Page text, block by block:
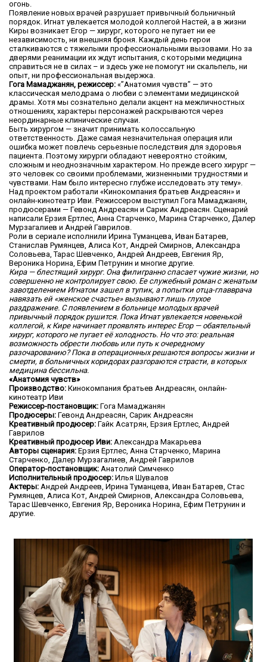
огонь.
Появление новых врачей разрушает привычный больничный
порядок. Игнат увлекается молодой коллегой Настей, а в жизни
Киры возникает Егор — хирург, которого не пугает ни ее
независимость, ни внешняя броня. Каждый день герои
сталкиваются с тяжелыми профессиональными вызовами. Но за
дверями реанимации их ждут испытания, с которыми медицина
справиться не в силах – и здесь уже не помогут ни скальпель, ни
опыт, ни профессиональная выдержка.
Гога Мамаджанян, режиссер: «”Анатомия чувств” — это
классическая мелодрама о любви с элементами медицинской
драмы. Хотя мы сознательно делали акцент на межличностных
отношениях, характеры персонажей раскрываются через
неординарные клинические случаи.
Быть хирургом — значит принимать колоссальную
ответственность. Даже самая незначительная операция или
ошибка может повлечь серьезные последствия для здоровья
пациента. Поэтому хирурги обладают невероятно стойким,
сложным и неоднозначным характером. Но прежде всего хирург —
это человек со своими проблемами, жизненными трудностями и
чувствами. Нам было интересно глубже исследовать эту тему».
Над проектом работали «Кинокомпания братьев Андреасян» и
онлайн-кинотеатр Иви. Режиссером выступил Гога Мамаджанян,
продюсерами — Гевонд Андреасян и Сарик Андреасян. Сценарий
написали Ерзия Ертлес, Анна Старченко, Марина Старченко, Далер
Мурзагалиев и Андрей Гаврилов.
Роли в сериале исполнили Ирина Туманцева, Иван Батарев,
Станислав Румянцев, Алиса Кот, Андрей Смирнов, Александра
Соловьева, Тарас Шевченко, Андрей Андреев, Евгения Яр,
Вероника Норина, Ефим Петрунин и многие другие.
Кира — блестящий хирург. Она филигранно спасает чужие жизни, но
совершенно не контролирует свою. Ее служебный роман с женатым
завотделением Игнатом зашел в тупик, а попытки отца-главврача
навязать ей «женское счастье» вызывают лишь глухое
раздражение. С появлением в больнице молодых врачей
привычный порядок рушится. Пока Игнат увлекается новенькой
коллегой, к Кире начинает проявлять интерес Егор — обаятельный
хирург, которого не пугает её холодность. Но что это: реальная
возможность обрести любовь или путь к очередному
разочарованию? Пока в операционных решаются вопросы жизни и
смерти, в больничных коридорах разгораются страсти, в которых
медицина бессильна.
«Анатомия чувств»
Производство: Кинокомпания братьев Андреасян, онлайн-
кинотеатр Иви
Режиссер-постановщик: Гога Мамаджанян
Продюсеры: Гевонд Андреасян, Сарик Андреасян
Креативный продюсер: Гайк Асатрян, Ерзия Ертлес, Андрей
Гаврилов
Креативный продюсер Иви: Александра Макарьева
Авторы сценария: Ерзия Ертлес, Анна Старченко, Марина
Старченко, Далер Мурзагалиев, Андрей Гаврилов
Оператор-постановщик: Анатолий Симченко
Исполнительный продюсер: Илья Шувалов
Актеры: Андрей Андреев, Ирина Туманцева, Иван Батарев, Стас
Румянцев, Алиса Кот, Андрей Смирнов, Александра Соловьева,
Тарас Шевченко, Евгения Яр, Вероника Норина, Ефим Петрунин и
другие.